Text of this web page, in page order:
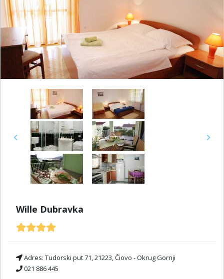
Previous Next
Wille Dubravka
Adres: Tudorski put 71, 21223, Čiovo - Okrug Gornji
021 886 445